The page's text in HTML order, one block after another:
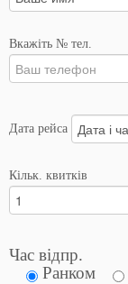
Вкажіть № тел.
Дата рейса
Кільк. квитків
Час відпр.
Ранком